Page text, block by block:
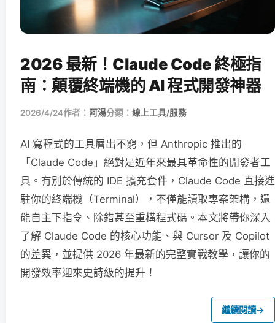
2026 最新！Claude Code 終極指
南：顛覆終端機的 AI 程式開發神器
2026/4/24作者： 阿湯分類： 線上工具/服務
AI 寫程式的工具層出不窮，但 Anthropic 推出的
「Claude Code」絕對是近年來最具革命性的開發者工
具。有別於傳統的 IDE 擴充套件，Claude Code 直接進
駐你的終端機（Terminal），不僅能讀取專案架構，還
能自主下指令、除錯甚至重構程式碼。本文將帶你深入
了解 Claude Code 的核心功能、與 Cursor 及 Copilot
的差異，並提供 2026 年最新的完整實戰教學，讓你的
開發效率迎來史詩級的提升！
繼續閱讀→